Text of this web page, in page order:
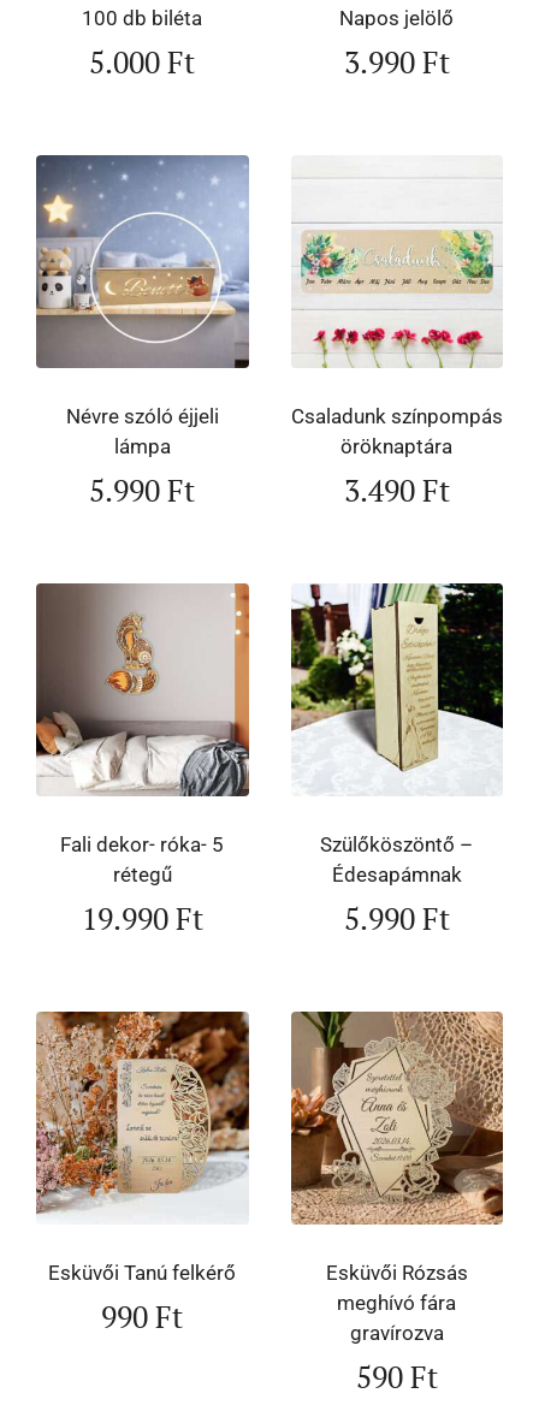
100 db biléta
5.000Ft
Napos jelölő
3.990Ft
Névre szóló éjjeli
lámpa
5.990Ft
Csaladunk színpompás
öröknaptára
3.490Ft
Fali dekor- róka- 5
rétegű
19.990Ft
Szülőköszöntő –
Édesapámnak
5.990Ft
Esküvői Tanú felkérő
990Ft
Esküvői Rózsás
meghívó fára
gravírozva
590Ft